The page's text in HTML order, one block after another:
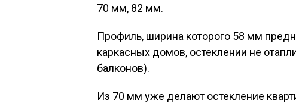
70 мм, 82 мм.
Профиль, ширина которого 58 мм
каркасных домов, остеклении не
балконов).
Из 70 мм уже делают остекление